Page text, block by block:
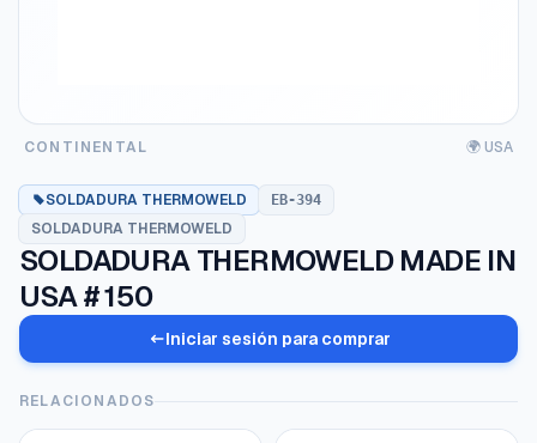
CONTINENTAL 🌍 USA
SOLDADURA THERMOWELD EB-394
SOLDADURA THERMOWELD
SOLDADURA THERMOWELD MADE IN
USA # 150
Iniciar sesión para comprar
RELACIONADOS